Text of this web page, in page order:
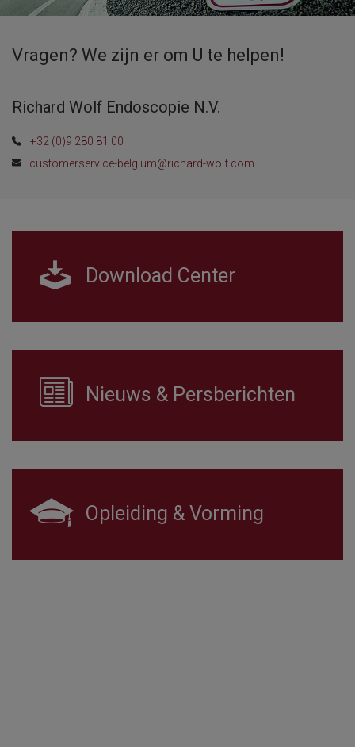
Vragen? We zijn er om U te helpen!
Richard Wolf Endoscopie N.V.
+32 (0)9 280 81 00
customerservice-belgium@richard-wolf.com
Download Center
Nieuws & Persberichten
Opleiding & Vorming